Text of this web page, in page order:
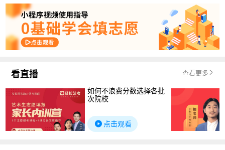
看直播 查看更多
如何不浪费分数选择各批
次院校
点击观看